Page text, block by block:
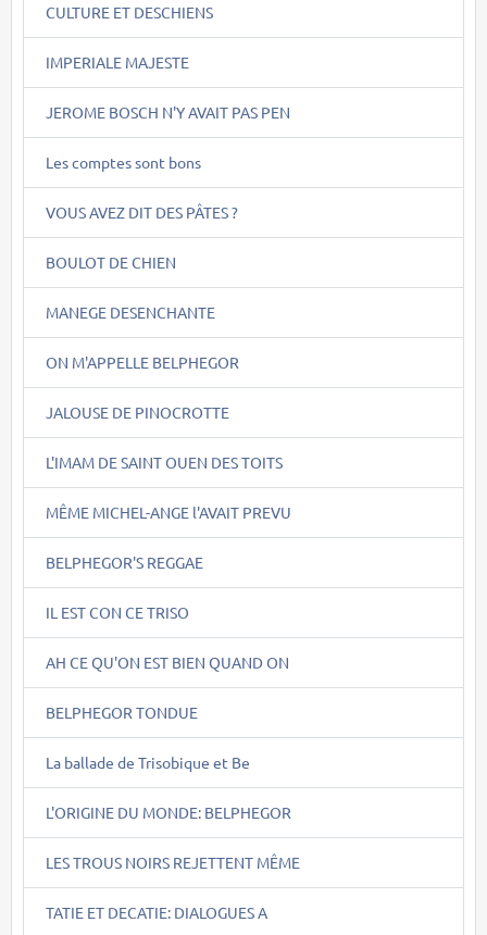
CULTURE ET DESCHIENS
IMPERIALE MAJESTE
JEROME BOSCH N'Y AVAIT PAS PEN
Les comptes sont bons
VOUS AVEZ DIT DES PÂTES ?
BOULOT DE CHIEN
MANEGE DESENCHANTE
ON M'APPELLE BELPHEGOR
JALOUSE DE PINOCROTTE
L'IMAM DE SAINT OUEN DES TOITS
MÊME MICHEL-ANGE l'AVAIT PREVU
BELPHEGOR'S REGGAE
IL EST CON CE TRISO
AH CE QU'ON EST BIEN QUAND ON
BELPHEGOR TONDUE
La ballade de Trisobique et Be
L'ORIGINE DU MONDE: BELPHEGOR
LES TROUS NOIRS REJETTENT MÊME
TATIE ET DECATIE: DIALOGUES A